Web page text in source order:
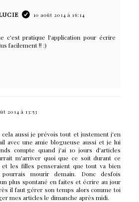
10 août 2014 à 16:14
c'est pratique l'application pour écrire
facilement !! :)
2014 à 13:53
cela aussi je prévois tout et justement j'en
avec une amie blogueuse aussi et je lui
compte quand j'ai 10 jours d'articles
m'arriver quoi que ce soit durant ce
les filles penseraient que tout va bien
mourir demain. Donc desfois
plus spontané en faites et écrire au jour
il faut gérer son temps alors comme toi
mes articles le dimanche après midi.